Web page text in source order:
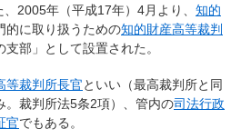
2005年（平成17年）4月より、 知的
的に取り扱うための知的財産高等裁判
部」として設置された。
等裁判所長官といい（最高裁判所と同
。裁判所法5条2項）、管内の司法行政
官でもある。